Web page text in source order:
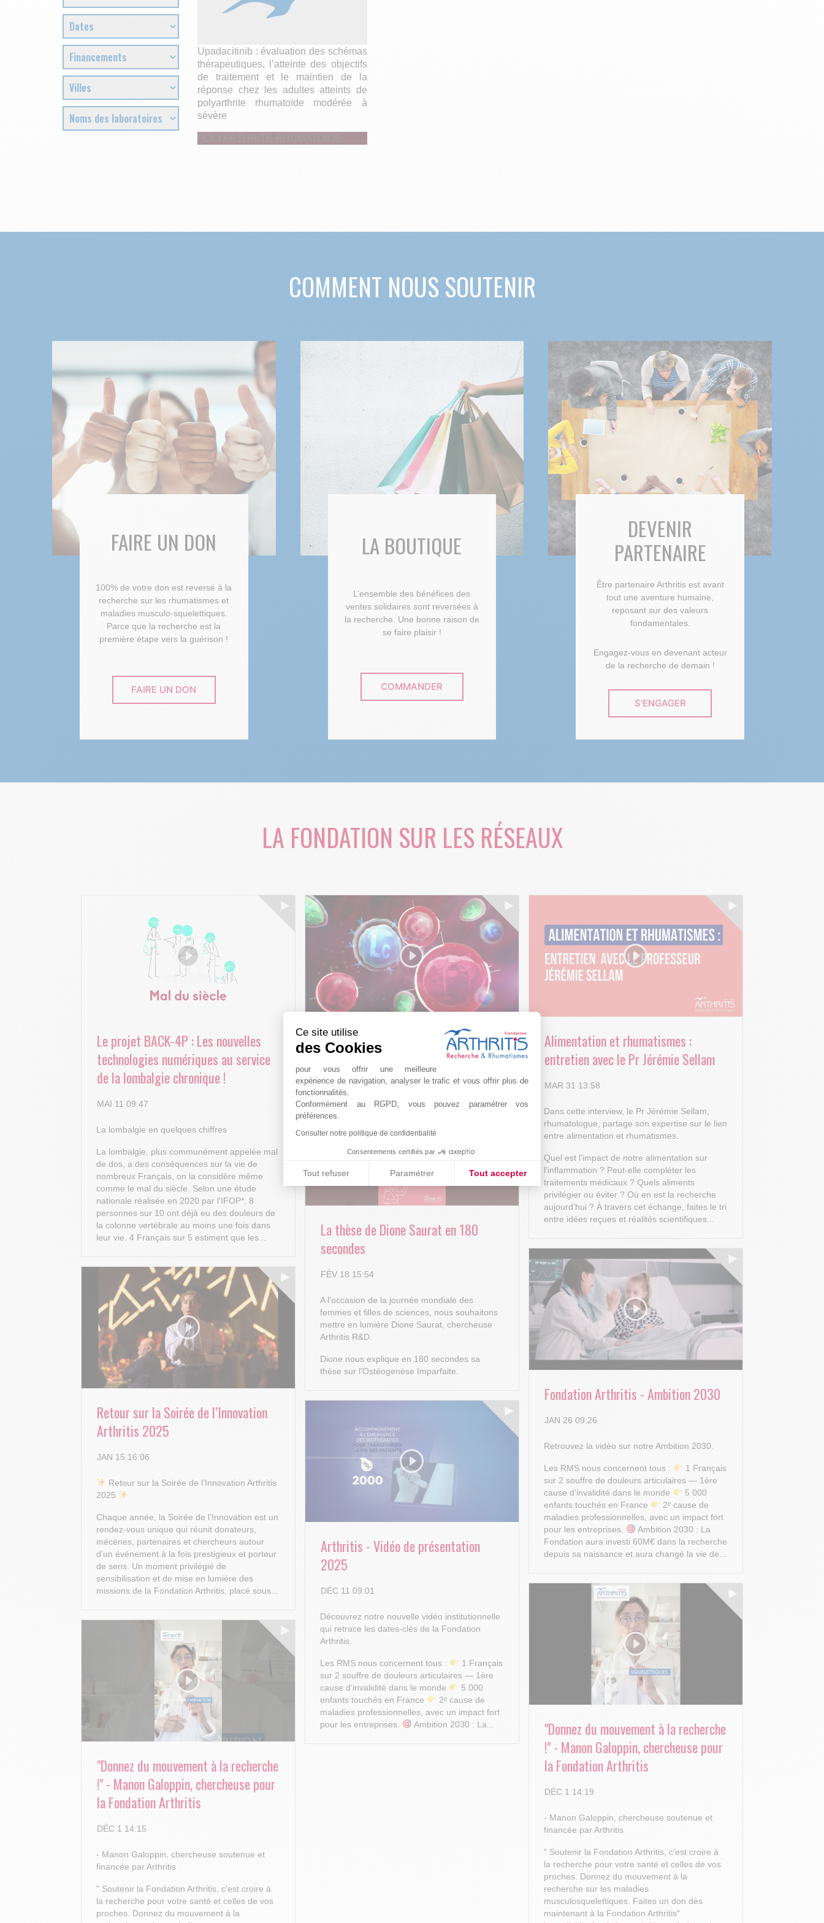
Ce site utilise
des Cookies
pour vous offrir une meilleure
expérience de navigation, analyser le trafic et vous offrir plus de
fonctionnalités.
Conformément au RGPD, vous pouvez paramétrer vos
préférences.
Consulter notre politique de confidentialité
Consentements certifiés par
Tout refuser Paramétrer Tout accepter
Plateforme de Gestion du Consentement : Personnalisez vos Options
Notre plateforme vous permet d'adapter et de gérer vos paramètres de confidentialité, en garantissant la conformité avec
Upadacitinib : évaluation des schémas
thérapeutiques, l’atteinte des objectifs
de traitement et le maintien de la
réponse chez les adultes atteints de
polyarthrite rhumatoïde modérée à
sévère
COMMENT NOUS SOUTENIR
FAIRE UN DON
100% de votre don est reversé à la
recherche sur les rhumatismes et
maladies musculo-squelettiques.
Parce que la recherche est la
première étape vers la guérison !
FAIRE UN DON
LA BOUTIQUE
L’ensemble des bénéfices des
ventes solidaires sont reversées à
la recherche. Une bonne raison de
se faire plaisir !
COMMANDER
DEVENIR
PARTENAIRE
Être partenaire Arthritis est avant
tout une aventure humaine,
reposant sur des valeurs
fondamentales.
Engagez-vous en devenant acteur
de la recherche de demain !
S'ENGAGER
LA FONDATION SUR LES RÉSEAUX
Le projet BACK-4P : Les nouvelles
technologies numériques au service
de la lombalgie chronique !
MAI 11 09:47
La lombalgie en quelques chiffres
La lombalgie, plus communément appelée mal
de dos, a des conséquences sur la vie de
nombreux Français, on la considère même
comme le mal du siècle. Selon une étude
nationale réalisée en 2020 par l'IFOP*, 8
personnes sur 10 ont déjà eu des douleurs de
la colonne vertébrale au moins une fois dans
leur vie. 4 Français sur 5 estiment que les...
Arthritis4Cure - Cure-RA
AVR 22 15:01
Alimentation et rhumatismes :
entretien avec le Pr Jérémie Sellam
MAR 31 13:58
Dans cette interview, le Pr Jérémie Sellam,
rhumatologue, partage son expertise sur le lien
entre alimentation et rhumatismes.
Quel est l’impact de notre alimentation sur
l’inflammation ? Peut-elle compléter les
traitements médicaux ? Quels aliments
privilégier ou éviter ? Où en est la recherche
aujourd’hui ? À travers cet échange, faites le tri
entre idées reçues et réalités scientifiques...
La thèse de Dione Saurat en 180
secondes
FÉV 18 15:54
A l'occasion de la journée mondiale des
femmes et filles de sciences, nous souhaitons
mettre en lumière Dione Saurat, chercheuse
Arthritis R&D.
Dione nous explique en 180 secondes sa
thèse sur l'Ostéogenèse Imparfaite.
Fondation Arthritis - Ambition 2030
JAN 26 09:26
Retrouvez la vidéo sur notre Ambition 2030.
Les RMS nous concernent tous :
1 Français
sur 2 souffre de douleurs articulaires — 1ère
cause d’invalidité dans le monde
5 000
enfants touchés en France
2ᵉ cause de
maladies professionnelles, avec un impact fort
pour les entreprises.
Ambition 2030 : La
Fondation aura investi 60M€ dans la recherche
depuis sa naissance et aura changé la vie de...
Retour sur la Soirée de l’Innovation
Arthritis 2025
JAN 15 16:06
​ Retour sur la Soirée de l’Innovation Arthritis
2025
Chaque année, la Soirée de l’Innovation est un
rendez-vous unique qui réunit donateurs,
mécènes, partenaires et chercheurs autour
d’un événement à la fois prestigieux et porteur
de sens. Un moment privilégié de
sensibilisation et de mise en lumière des
missions de la Fondation Arthritis, placé sous...
Arthritis - Vidéo de présentation
2025
DÉC 11 09:01
Découvrez notre nouvelle vidéo institutionnelle
qui retrace les dates-clés de la Fondation
Arthritis.
Les RMS nous concernent tous :
1 Français
sur 2 souffre de douleurs articulaires — 1ère
cause d’invalidité dans le monde
5 000
enfants touchés en France
2ᵉ cause de
maladies professionnelles, avec un impact fort
pour les entreprises.
Ambition 2030 : La...
"Donnez du mouvement à la recherche
!" - Manon Galoppin, chercheuse pour
la Fondation Arthritis
DÉC 1 14:19
- Manon Galoppin, chercheuse soutenue et
financée par Arthritis
" Soutenir la Fondation Arthritis, c'est croire à
la recherche pour votre santé et celles de vos
proches. Donnez du mouvement à la
recherche sur les maladies
musculosquelettiques. Faites un don dès
maintenant à la Fondation Arthritis"
"Donnez du mouvement à la recherche
!" - Manon Galoppin, chercheuse pour
la Fondation Arthritis
DÉC 1 14:15
- Manon Galoppin, chercheuse soutenue et
financée par Arthritis
" Soutenir la Fondation Arthritis, c'est croire à
la recherche pour votre santé et celles de vos
proches. Donnez du mouvement à la